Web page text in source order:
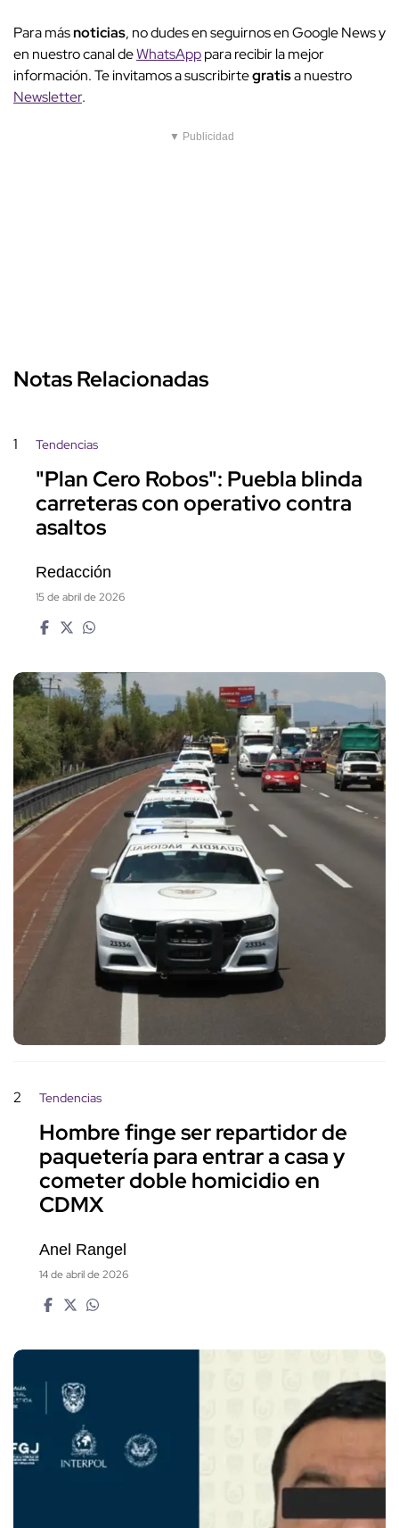
Para másnoticias, no dudes en seguirnos en Google News y
en nuestro canal deWhatsApppara recibir la mejor
información. Te invitamos a suscribirtegratisa nuestro
Newsletter.
▼ Publicidad
Notas Relacionadas
1 Tendencias
"Plan Cero Robos": Puebla blinda
carreteras con operativo contra
asaltos
Redacción
15 de abril de 2026
2 Tendencias
Hombre finge ser repartidor de
paquetería para entrar a casa y
cometer doble homicidio en
CDMX
Anel Rangel
14 de abril de 2026